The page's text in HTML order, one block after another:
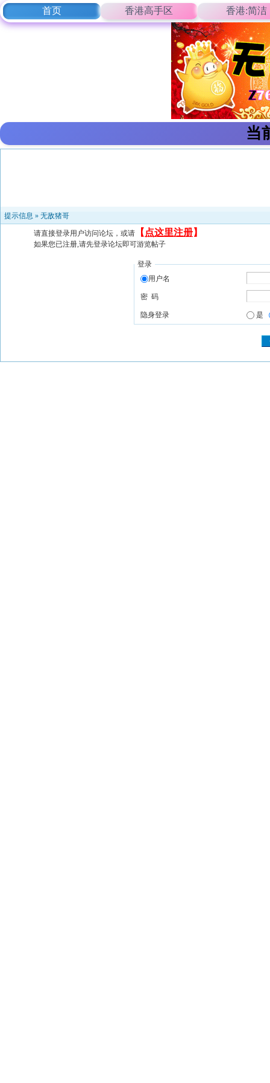
首页 香港高手区 香港:简洁
当
提示信息 » 无敌猪哥
请直接登录用户访问论坛，或请 【 点这里注册】
如果您已注册,请先登录论坛即可游览帖子
登录
用户名
密 码
隐身登录 是